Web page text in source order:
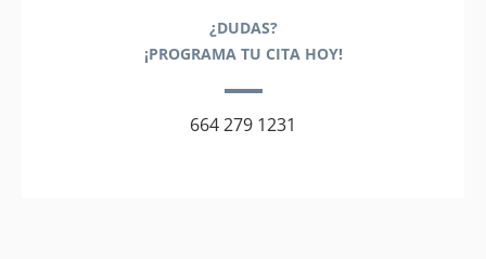
¿DUDAS?
¡PROGRAMA TU CITA HOY!
664 279 1231